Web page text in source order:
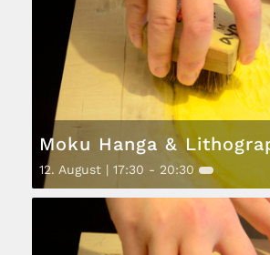
Moku Hanga &
12. August | 17:30 - 20:30